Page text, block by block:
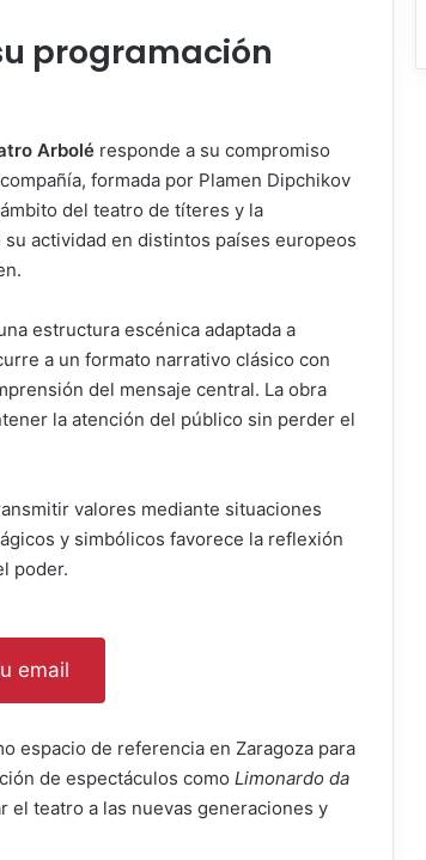
programación
Arbolé responde a su compromiso
formada por Plamen Dipchikov
del teatro de títeres y la
actividad en distintos países europeos
estructura escénica adaptada a
a un formato narrativo clásico con
del mensaje central. La obra
la atención del público sin perder el
valores mediante situaciones
y simbólicos favorece la reflexión
poder.
email
espacio de referencia en Zaragoza para
de espectáculos como Limonardo da
el teatro a las nuevas generaciones y